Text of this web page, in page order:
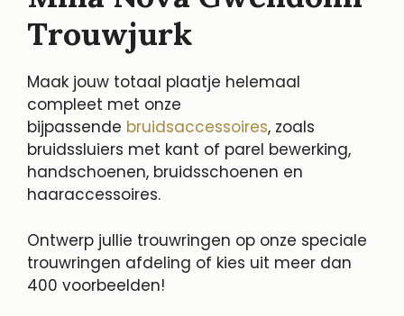
Trouwjurk
Maak jouw totaal plaatje helemaal
compleet met onze
bijpassende bruidsaccessoires, zoals
bruidssluiers met kant of parel bewerking,
handschoenen, bruidsschoenen en
haaraccessoires.
Ontwerp jullie trouwringen op onze speciale
trouwringen afdeling of kies uit meer dan
400 voorbeelden!